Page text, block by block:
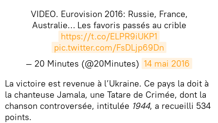
VIDEO. Eurovision 2016: Russie, France,
Australie… Les favoris passés au crible
https://t.co/ELPR9iUKP1
pic.twitter.com/FsDLjp69Dn
— 20 Minutes (@20Minutes) 14 mai 2016
​La victoire est revenue à l’Ukraine. Ce pays la doit à
la chanteuse Jamala, une Tatare de Crimée, dont la
chanson controversée, intitulée 1944, a recueilli 534
points.